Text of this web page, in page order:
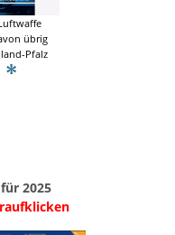
übrig
Pfalz
*
2025